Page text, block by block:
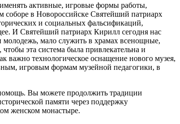
активные, игровые формы работы,
соборе в Новороссийске Святейший патриарх
и социальных фальсификаций,
И Святейший патриарх Кирилл сегодня нас
молодежь, мало служить в храмах всенощные,
эта система была привлекательна и
технологическое оснащение нового музея,
игровым формам музейной педагогики, в
Вы можете продолжить традиции
памяти через поддержку
женском монастыре.